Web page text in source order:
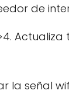
de
Actualiza
la señal